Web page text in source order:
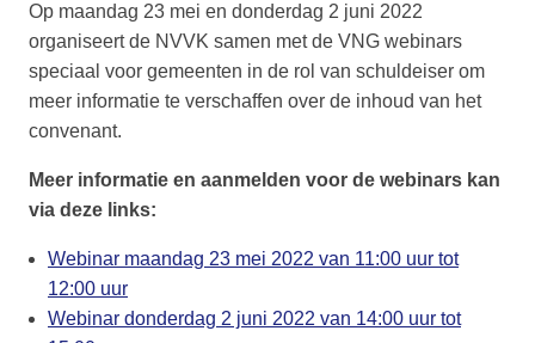
Op maandag 23 mei en donderdag 2 juni 2022
organiseert de NVVK samen met de VNG webinars
speciaal voor gemeenten in de rol van schuldeiser om
meer informatie te verschaffen over de inhoud van het
convenant.
Meer informatie en aanmelden voor de webinars kan
via deze links:
Webinar maandag 23 mei 2022 van 11:00 uur tot
12:00 uur
Webinar donderdag 2 juni 2022 van 14:00 uur tot